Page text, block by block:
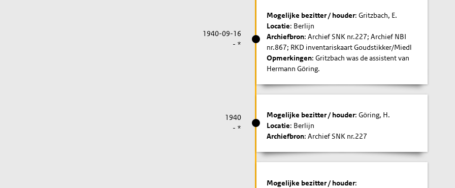
1940-09-16
- *
Mogelijke bezitter / houder: Gritzbach, E.
Locatie: Berlijn
Archiefbron: Archief SNK nr.227; Archief NBI
nr.867; RKD inventariskaart Goudstikker/Miedl
Opmerkingen: Gritzbach was de assistent van
Hermann Göring.
1940
- *
Mogelijke bezitter / houder: Göring, H.
Locatie: Berlijn
Archiefbron: Archief SNK nr.227
Mogelijke bezitter / houder: